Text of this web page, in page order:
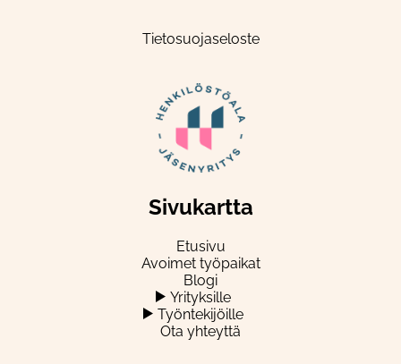
Tietosuojaseloste
Sivukartta
Etusivu
Avoimet työpaikat
Blogi
Yrityksille
Työntekijöille
Ota yhteyttä